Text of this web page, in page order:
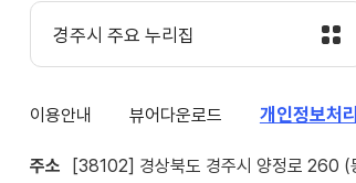
경주시 주요 누리집
이용안내 뷰어다운로드 개인정보처
주소
[38102] 경상북도 경주시 양정로 260 (